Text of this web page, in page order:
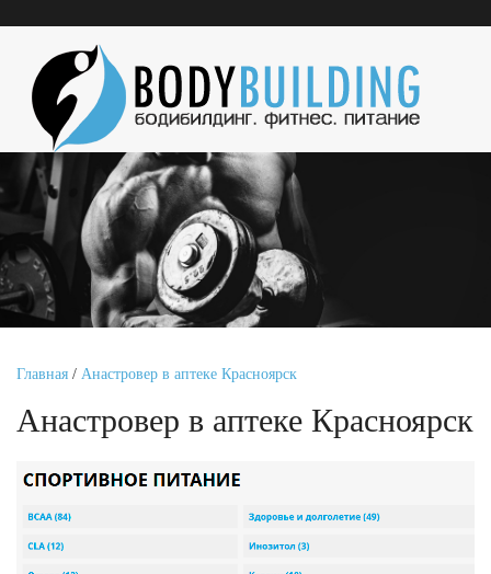
Главная / Анастровер в аптеке Красноярск
Анастровер в аптеке Красноярск